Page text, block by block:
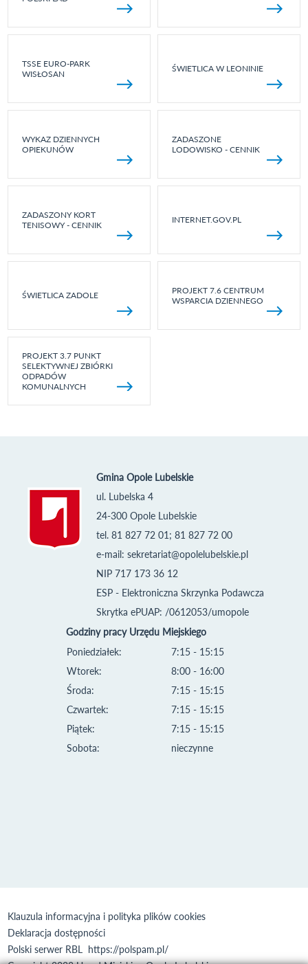
TSSE EURO-PARK
WISŁOSAN
ŚWIETLICA W LEONINIE
WYKAZ DZIENNYCH
OPIEKUNÓW
ZADASZONE
LODOWISKO - CENNIK
ZADASZONY KORT
TENISOWY - CENNIK
INTERNET.GOV.PL
ŚWIETLICA ZADOLE
PROJEKT 7.6 CENTRUM
WSPARCIA DZIENNEGO
PROJEKT 3.7 PUNKT
SELEKTYWNEJ ZBIÓRKI
ODPADÓW
KOMUNALNYCH
Gmina Opole Lubelskie
ul. Lubelska 4
24-300 Opole Lubelskie
tel. 81 827 72 01; 81 827 72 00
e-mail: sekretariat@opolelubelskie.pl
NIP 717 173 36 12
ESP - Elektroniczna Skrzynka Podawcza
Skrytka ePUAP: /0612053/umopole
Godziny pracy Urzędu Miejskiego
Poniedziałek:
Wtorek:
Środa:
Czwartek:
Piątek:
Sobota:
7:15 - 15:15
8:00 - 16:00
7:15 - 15:15
7:15 - 15:15
7:15 - 15:15
nieczynne
Klauzula informacyjna i polityka plików cookies
Deklaracja dostępności
Polski serwer RBL https://polspam.pl/